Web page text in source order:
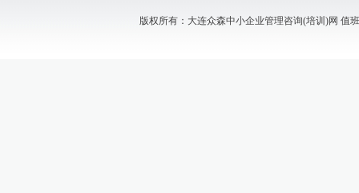
版权所有：大连众森中小企业管理咨询(培训)网 值